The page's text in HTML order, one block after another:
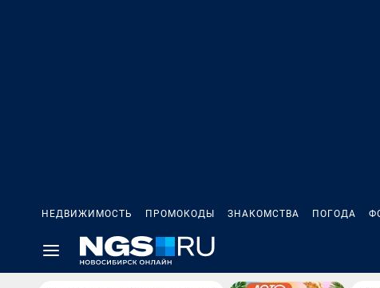
НЕДВИЖИМОСТЬ ПРОМОКОДЫ ЗНАКОМСТВА ПОГОДА